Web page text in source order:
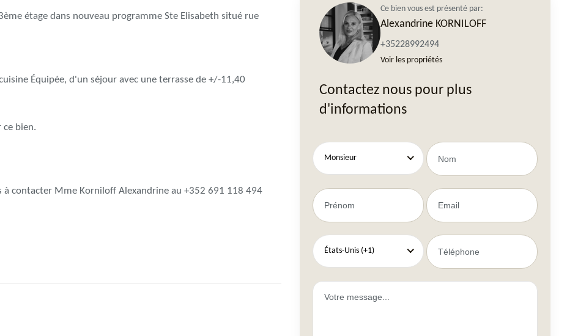
étage dans nouveau programme Ste Elisabeth situé rue
Équipée, d'un séjour avec une terrasse de +/-11,40
bien.
contacter Mme Korniloff Alexandrine au +352 691 118 494
Ce bien vous est présenté par:
Alexandrine KORNILOFF
+35228992494
Voir les propriétés
Contactez nous pour plus
d'informations
Monsieur
États-Unis (+1)